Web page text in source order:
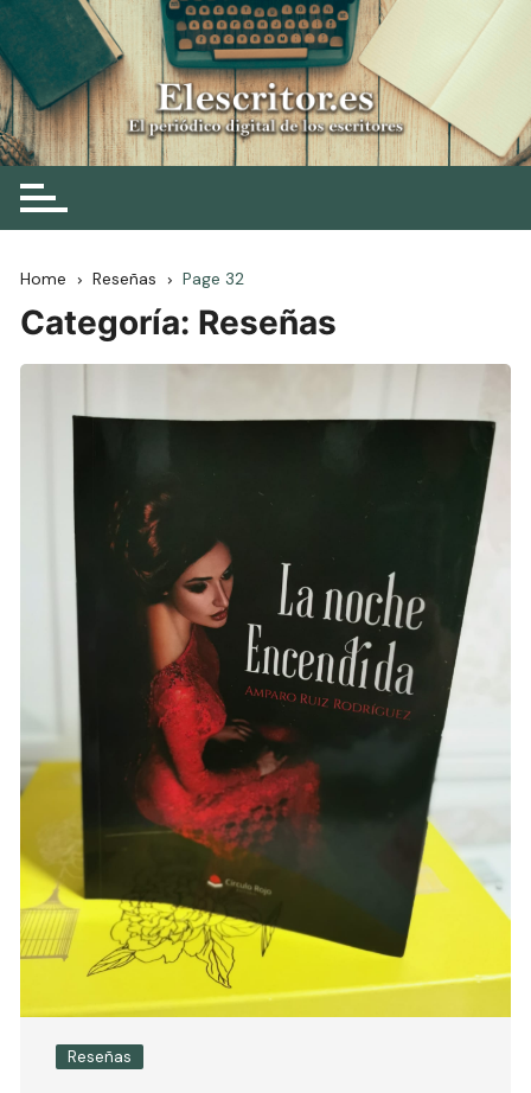
Skip
to
content
Elescritor.es
El periódico digital de los escritores
Home Reseñas Page 32
Categoría: Reseñas
Reseñas